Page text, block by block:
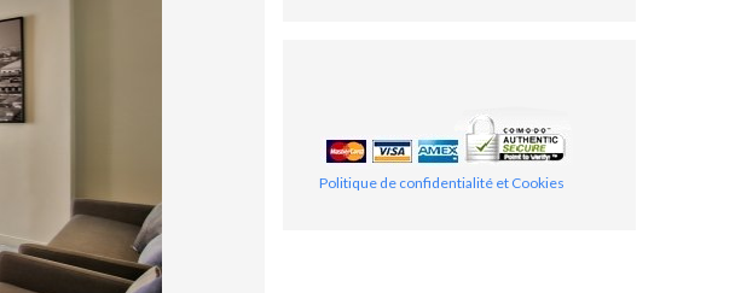
Politique de confidentialité et Cookies